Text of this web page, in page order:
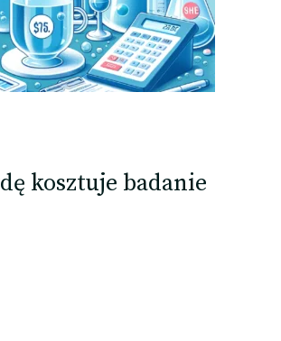
kosztuje badanie